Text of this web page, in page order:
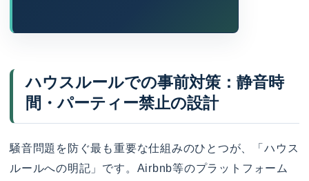
ハウスルールでの事前対策：静音時
間・パーティー禁止の設計
騒音問題を防ぐ最も重要な仕組みのひとつが、「ハウス
ルールへの明記」です。Airbnb等のプラットフォーム